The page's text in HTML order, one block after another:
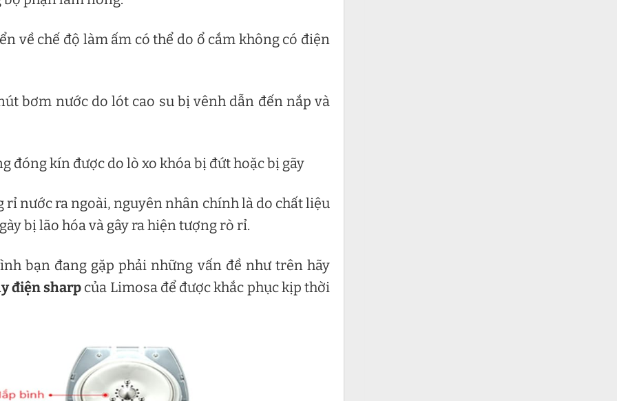
về chế độ làm ấm có thể do ổ cắm không có điện
bơm nước do lót cao su bị vênh dẫn đến nắp và
đóng kín được do lò xo khóa bị đứt hoặc bị gãy
nước ra ngoài, nguyên nhân chính là do chất liệu
bị lão hóa và gây ra hiện tượng rò rỉ.
bạn đang gặp phải những vấn đề như trên hãy
điện sharp của Limosa để được khắc phục kịp thời